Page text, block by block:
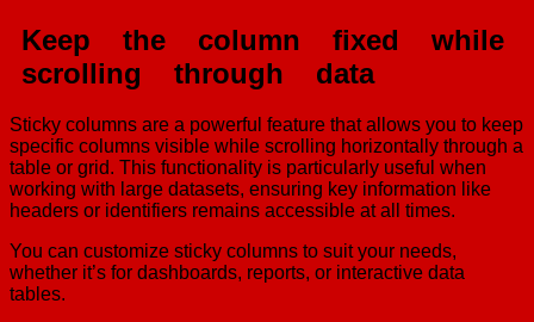
Keep the column fixed
while
scrolling
through data
Sticky columns are a powerful feature that allows you to keep
specific columns visible while scrolling horizontally through a
table or grid. This functionality is particularly useful when
working with large datasets, ensuring key information like
headers or identifiers remains accessible at all times.
You can customize sticky columns to suit your needs,
whether it’s for dashboards, reports, or interactive data
tables.